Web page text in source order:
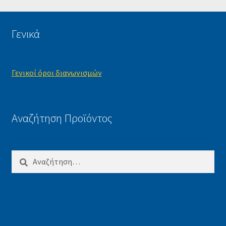
Γενικά
Γενικοί όροι διαγωνισμών
Αναζήτηση Προϊόντος
Αναζήτηση